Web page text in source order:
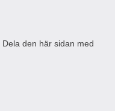
den här sidan med